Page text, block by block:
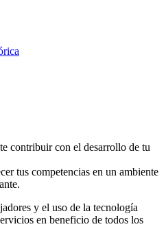
contribuir con el desarrollo de tu
tus competencias en un ambiente
y el uso de la tecnología
en beneficio de todos los